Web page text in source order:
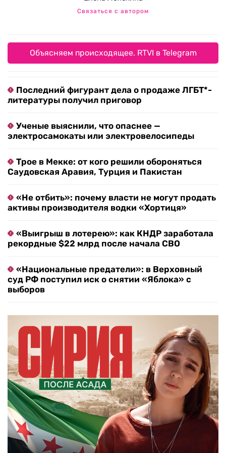
Связаться с автором
Объясняем происходящее. RTVI в Telegram
Последний фигурант дела о продаже ЛГБТ*-
литературы получил приговор
Ученые выяснили, что опаснее —
электросамокаты или электровелосипеды
Трое в Мекке: от кого решили обороняться
Саудовская Аравия, Турция и Пакистан
«Не отбить»: почему власти не могут продать
активы производителя водки «Хортиця»
«Выигрыш в лотерею»: как КНДР заработала
рекордные $22 млрд после начала СВО
«Национальные предатели»: в Верховный
суд РФ поступил иск о снятии «Яблока» с
выборов